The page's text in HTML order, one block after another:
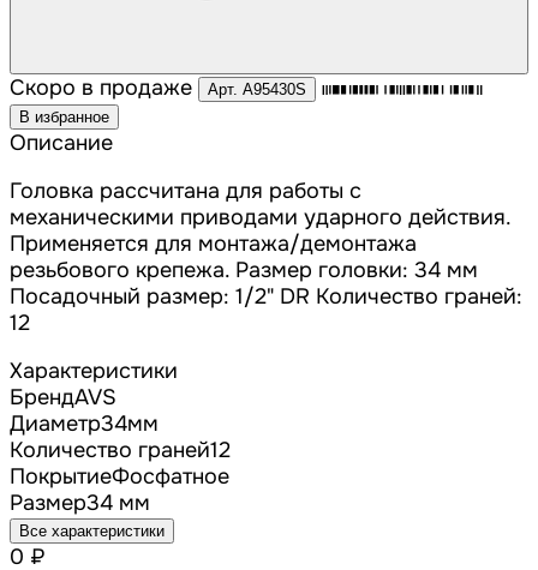
Скоро в продаже
Арт. A95430S
В избранное
Описание
Головка рассчитана для работы с
механическими приводами ударного действия.
Применяется для монтажа/демонтажа
резьбового крепежа. Размер головки: 34 мм
Посадочный размер: 1/2" DR Количество граней:
12
Характеристики
БрендAVS
Диаметр34мм
Количество граней12
ПокрытиеФосфатное
Размер34 мм
Все характеристики
0 ₽